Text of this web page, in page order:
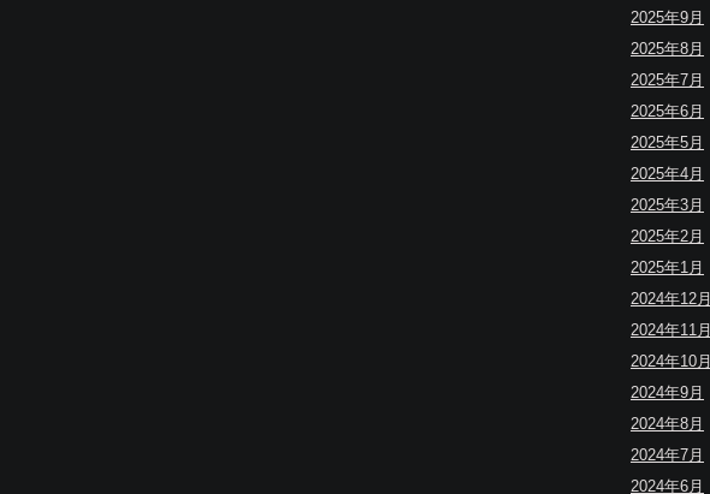
2025年9月
2025年8月
2025年7月
2025年6月
2025年5月
2025年4月
2025年3月
2025年2月
2025年1月
2024年12月
2024年11月
2024年10月
2024年9月
2024年8月
2024年7月
2024年6月